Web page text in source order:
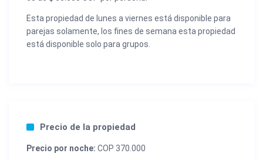
Esta propiedad de lunes a viernes está disponible para
parejas solamente, los fines de semana esta propiedad
está disponible solo para grupos.
Precio de la propiedad
Precio por noche: COP 370.000